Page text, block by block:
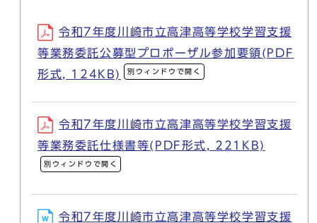
令和7年度川崎市立高津高等学校学習支援
等業務委託公募型プロポーザル参加要領(PDF
形式, 124KB)
別ウィンドウで開く
令和7年度川崎市立高津高等学校学習支援
等業務委託仕様書等(PDF形式, 221KB)
別ウィンドウで開く
令和7年度川崎市立高津高等学校学習支援